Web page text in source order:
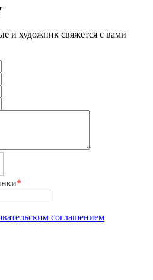
и художник свяжется с вами
*
соглашением